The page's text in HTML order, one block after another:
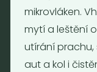
drogerie a
Jaromírova 495/16
Praha 2 - Nusle
mikrovláken.
mytí a leštění
utírání
aut a kol i